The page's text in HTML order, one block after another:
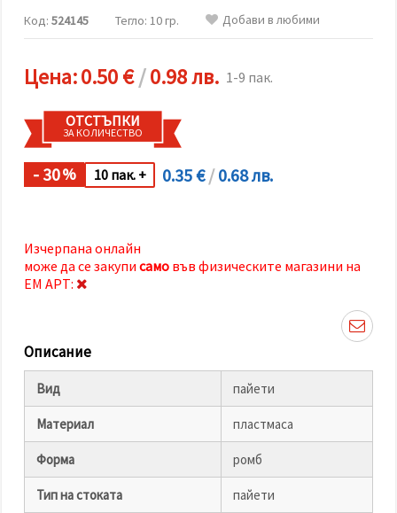
съгласиш
използваме
всички
натиснеш
"Приеми
посочиш
избереш
дадения
Приеми
всички
на
Код: 524145 Тегло: 10 гр. Добави в любими
Цена:0.50 €/0.98 лв. 1-9 пак.
ОТСТЪПКИ
ЗА КОЛИЧЕСТВО
- 30% 10 пак. + 0.35 €/0.68 лв.
Изчерпана онлайн
може да се закупи само във физическите магазини на
ЕМ АРТ:
Описание
Вид пайети
Материал пластмаса
Форма ромб
Тип на стоката пайети